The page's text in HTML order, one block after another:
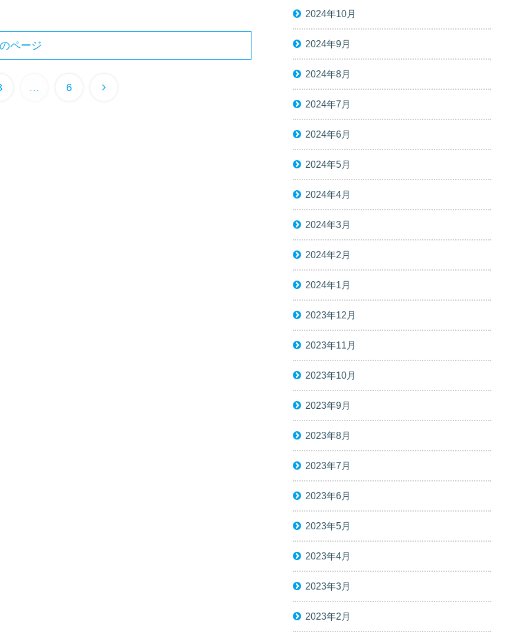
ページ
… 6
2024年10月
2024年9月
2024年8月
2024年7月
2024年6月
2024年5月
2024年4月
2024年3月
2024年2月
2024年1月
2023年12月
2023年11月
2023年10月
2023年9月
2023年8月
2023年7月
2023年6月
2023年5月
2023年4月
2023年3月
2023年2月